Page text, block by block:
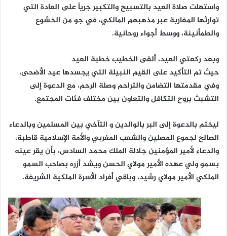
واستهلت صلاة العيد بالتسبيح والتكبير جرياً على العادة التي
توارثها المغاربة عبر مذهبهم المالكي، في جو من الخشوع
والطمأنينة، ووسط أجواء روحانية.
وبعد ركعتي العيد، ألقى الخطيب خطبة العيد
حيث تم التأكيد على القيم النبيلة التي يجسدها عيد الأضحى،
وفي مقدمتها التضامن والتراحم وصلة الرحم، مع الدعوة إلى
التشبث بروح التكافل والتعاون بين مختلف فئات المجتمع.
ليختم بالدعوة إلى البر بالوالدين و التآخي بين المسلمين وبالدعاء
الصالح لجموع المصلين والشعب المغربي والأمة الإسلامية قاطبة،
والدعاء لأمير المؤمنين جلالة الملك محمد السادس، بأن يقر عينه
بسمو ولي عهده الأمير مولاي الحسن ويشد أزره بصاحب السمو
الملكي الأمير مولاي رشيد، وباقي أفراد الأسرة الملكية الشريفة.